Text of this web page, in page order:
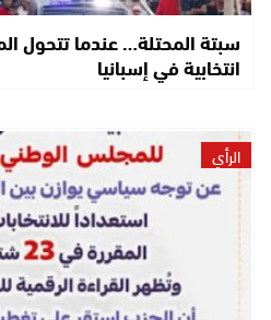
سبتة المحتلة… عندما تتحول
انتخابية في إسبانيا
الرأي